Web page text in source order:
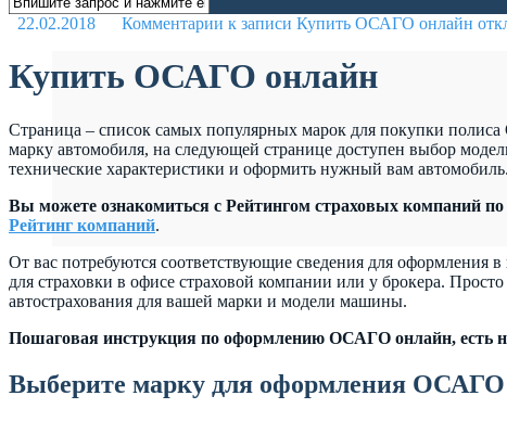
22.02.2018 Комментарии к записи Купить ОСАГО онлайн
Купить ОСАГО онлайн
Страница – список самых популярных марок для покупки
марку автомобиля, на следующей странице доступен выбор
технические характеристики и оформить нужный вам автомобиль.
Вы можете ознакомиться с Рейтингом страховых компаний
Рейтинг компаний.
От вас потребуются соответствующие сведения для
для страховки в офисе страховой компании или у брокера.
автострахования для вашей марки и модели машины.
Пошаговая инструкция по оформлению ОСАГО онлайн, есть
Выберите марку для оформления